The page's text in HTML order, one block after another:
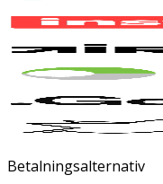
Betalningsalternativ